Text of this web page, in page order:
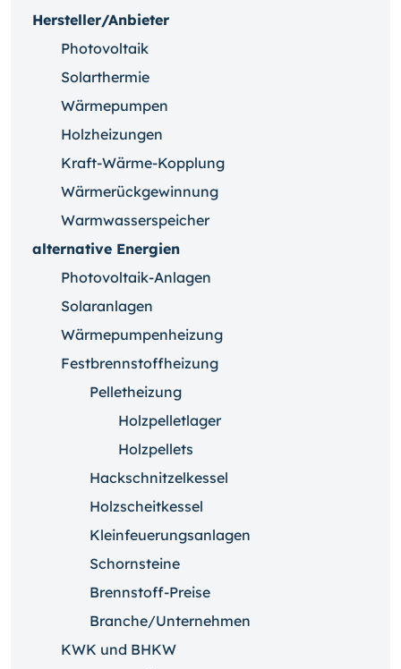
Hersteller/Anbieter
Photovoltaik
Solarthermie
Wärmepumpen
Holzheizungen
Kraft-Wärme-Kopplung
Wärmerückgewinnung
Warmwasserspeicher
alternative Energien
Photovoltaik-Anlagen
Solaranlagen
Wärmepumpenheizung
Festbrennstoffheizung
Pelletheizung
Holzpelletlager
Holzpellets
Hackschnitzelkessel
Holzscheitkessel
Kleinfeuerungsanlagen
Schornsteine
Brennstoff-Preise
Branche/Unternehmen
KWK und BHKW